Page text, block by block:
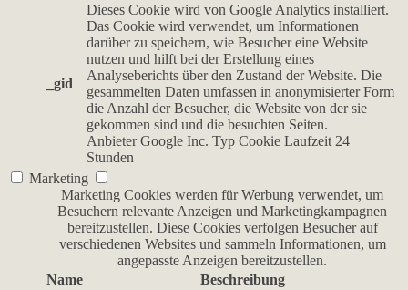
_gid
Dieses Cookie wird von Google Analytics installiert.
Das Cookie wird verwendet, um Informationen
darüber zu speichern, wie Besucher eine Website
nutzen und hilft bei der Erstellung eines
Analyseberichts über den Zustand der Website. Die
gesammelten Daten umfassen in anonymisierter Form
die Anzahl der Besucher, die Website von der sie
gekommen sind und die besuchten Seiten.
Anbieter Google Inc. Typ Cookie Laufzeit 24
Stunden
Marketing
Marketing Cookies werden für Werbung verwendet, um
Besuchern relevante Anzeigen und Marketingkampagnen
bereitzustellen. Diese Cookies verfolgen Besucher auf
verschiedenen Websites und sammeln Informationen, um
angepasste Anzeigen bereitzustellen.
Name
Beschreibung